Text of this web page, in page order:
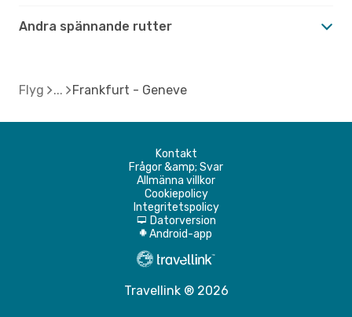
Andra spännande rutter
Flyg Frankfurt - Geneve
Kontakt
Frågor &amp; Svar
Allmänna villkor
Cookiepolicy
Integritetspolicy
d Datorversion
A Android-app
Travellink ® 2026